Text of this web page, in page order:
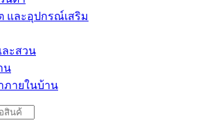
และอุปกรณ์เสริม
ะสวน
น
ภายในบ้าน